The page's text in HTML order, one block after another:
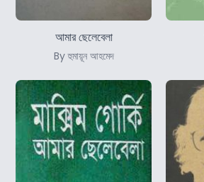
আমার ছেলেবেলা
By হুমায়ূন আহমেদ